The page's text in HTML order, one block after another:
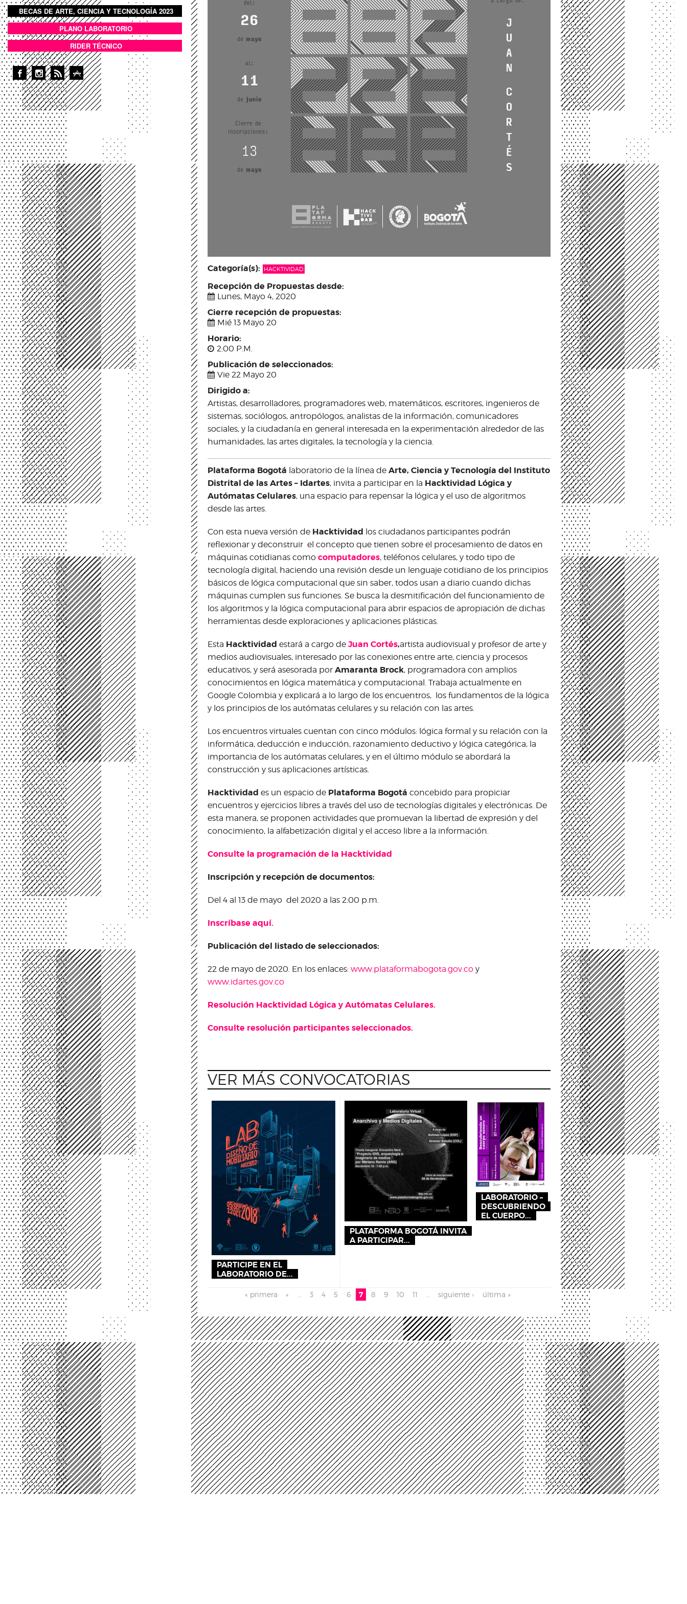
BOTON DOMO LLENO
BECAS DE ARTE, CIENCIA Y TECNOLOGÍA 2023
ANEXOSPLANO LABORATORIO
RIDER TÉCNICO
Categoría(s): HACKTIVIDAD
Recepción de Propuestas desde:
Lunes, Mayo 4, 2020
Cierre recepción de propuestas:
Mié 13 Mayo 20
Horario:
2:00 P.M.
Publicación de seleccionados:
Vie 22 Mayo 20
Dirigido a:
Artistas, desarrolladores, programadores web, matemáticos, escritores, ingenieros de
sistemas, sociólogos, antropólogos, analistas de la información, comunicadores
sociales, y la ciudadanía en general interesada en la experimentación alrededor de las
humanidades, las artes digitales, la tecnología y la ciencia.
Plataforma Bogotá laboratorio de la línea de Arte, Ciencia y Tecnología del Instituto
Distrital de las Artes – Idartes, invita a participar en la Hacktividad Lógica y
Autómatas Celulares, una espacio para repensar la lógica y el uso de algoritmos
desde las artes.
Con esta nueva versión de Hacktividad los ciudadanos participantes podrán
reflexionar y deconstruir el concepto que tienen sobre el procesamiento de datos en
máquinas cotidianas como computadores, teléfonos celulares, y todo tipo de
tecnología digital, haciendo una revisión desde un lenguaje cotidiano de los principios
básicos de lógica computacional que sin saber, todos usan a diario cuando dichas
máquinas cumplen sus funciones. Se busca la desmitificación del funcionamiento de
los algoritmos y la lógica computacional para abrir espacios de apropiación de dichas
herramientas desde exploraciones y aplicaciones plásticas.
Esta Hacktividad estará a cargo de Juan Cortés,artista audiovisual y profesor de arte y
medios audiovisuales, interesado por las conexiones entre arte, ciencia y procesos
educativos, y será asesorada por Amaranta Brock, programadora con amplios
conocimientos en lógica matemática y computacional. Trabaja actualmente en
Google Colombia y explicará a lo largo de los encuentros, los fundamentos de la lógica
y los principios de los autómatas celulares y su relación con las artes.
Los encuentros virtuales cuentan con cinco módulos: lógica formal y su relación con la
informática, deducción e inducción, razonamiento deductivo y lógica categórica, la
importancia de los autómatas celulares, y en el último módulo se abordará la
construcción y sus aplicaciones artísticas.
Hacktividad es un espacio dePlataforma Bogotá concebido para propiciar
encuentros y ejercicios libres a través del uso de tecnologías digitales y electrónicas. De
esta manera, se proponen actividades que promuevan la libertad de expresión y del
conocimiento, la alfabetización digital y el acceso libre a la información.
Consulte la programación de la Hacktividad
Inscripción y recepción de documentos:
Del 4 al 13 de mayo del 2020 a las 2:00 p.m.
Inscríbase aquí.
Publicación del listado de seleccionados:
22 de mayo de 2020. En los enlaces: www.plataformabogota.gov.coy
www.idartes.gov.co
Resolución Hacktividad Lógica y Autómatas Celulares.
Consulte resolución participantes seleccionados.
VER MÁS CONVOCATORIAS
PARTICIPE EN EL
LABORATORIO DE...
PLATAFORMA BOGOTÁ INVITA
A PARTICIPAR...
LABORATORIO –
DESCUBRIENDO
EL CUERPO...
Páginas« primera « 3 4 5 6 7 8 9 10 11 siguiente › última »